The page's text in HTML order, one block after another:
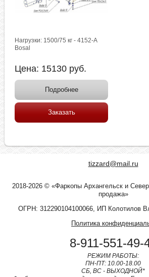
Нагрузки: 1500/75 кг - 4152-A
Bosal
Цена: 15130 руб.
Подробнее
Заказать
tizzard@mail.ru
2018-2026 © «Фаркопы Архангельск и
продажа»
ОГРН: 312290104100066, ИП Колотилов
Политика
8-911-551-49-
РЕЖИМ РАБОТЫ:
ПН-ПТ: 10.00-18.00
СБ, ВС - ВЫХОДНОЙ*